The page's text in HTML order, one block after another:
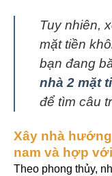
Tuy nhiên,
mặt tiền
bạn đang
nhà 2 mặt
để tìm câu
Xây nhà
nam và hợp
Theo phong thủy,